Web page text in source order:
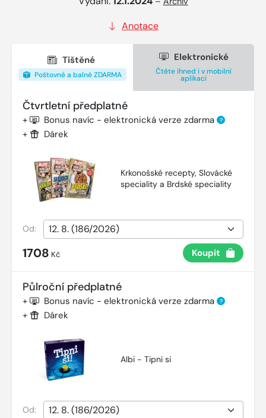
Anotace
Tištěné
Poštovné a balné ZDARMA
Elektronické
Čtěte ihned i v mobilní
aplikaci
Čtvrtletní předplatné
+ Bonus navíc - elektronická verze zdarma ?
+ Dárek
Krkonošské recepty, Slovácké
speciality a Brdské speciality
Od:
1708 Kč Koupit
Půlroční předplatné
+ Bonus navíc - elektronická verze zdarma ?
+ Dárek
Albi - Tipni si
Od: